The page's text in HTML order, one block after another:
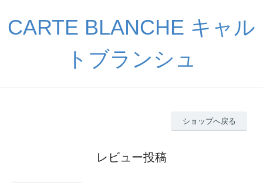
CARTE BLANCHE キャル
トブランシュ
ショップへ戻る
レビュー投稿